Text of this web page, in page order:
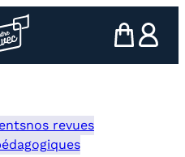
d’accueil l’association
mon panier
ma
nos revues